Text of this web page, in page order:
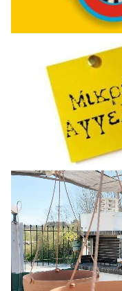
Πρόγραμμα
Αναπαραγωγής
Βίντεο